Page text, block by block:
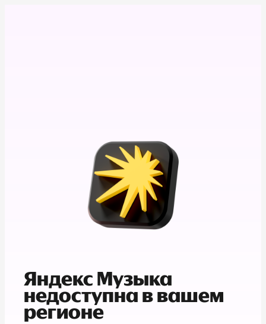
Яндекс Музыка
недоступна в вашем
регионе